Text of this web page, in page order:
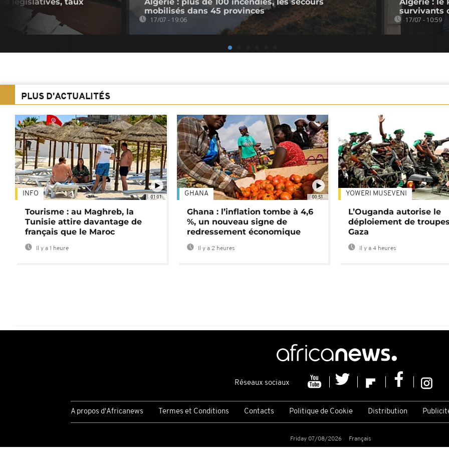
mobilisés dans 45 provinces
17/07 - 19:06
survivants
17/07 - 10:59
PLUS D'ACTUALITÉS
01:01
INFO
Tourisme : au Maghreb, la
Tunisie attire davantage de
français que le Maroc
Il y a 1 heure
00:51
GHANA
Ghana : l’inflation tombe à 4,6
%, un nouveau signe de
redressement économique
Il y a 2 heures
YOWERI MUSEVENI
L’Ouganda autorise le
déploiement de
Gaza
Il y a 4 heures
Réseaux sociaux
A propos d'Africanews Termes et Conditions Contacts Politique de Cookie Distribution
Friday 07/08/2026